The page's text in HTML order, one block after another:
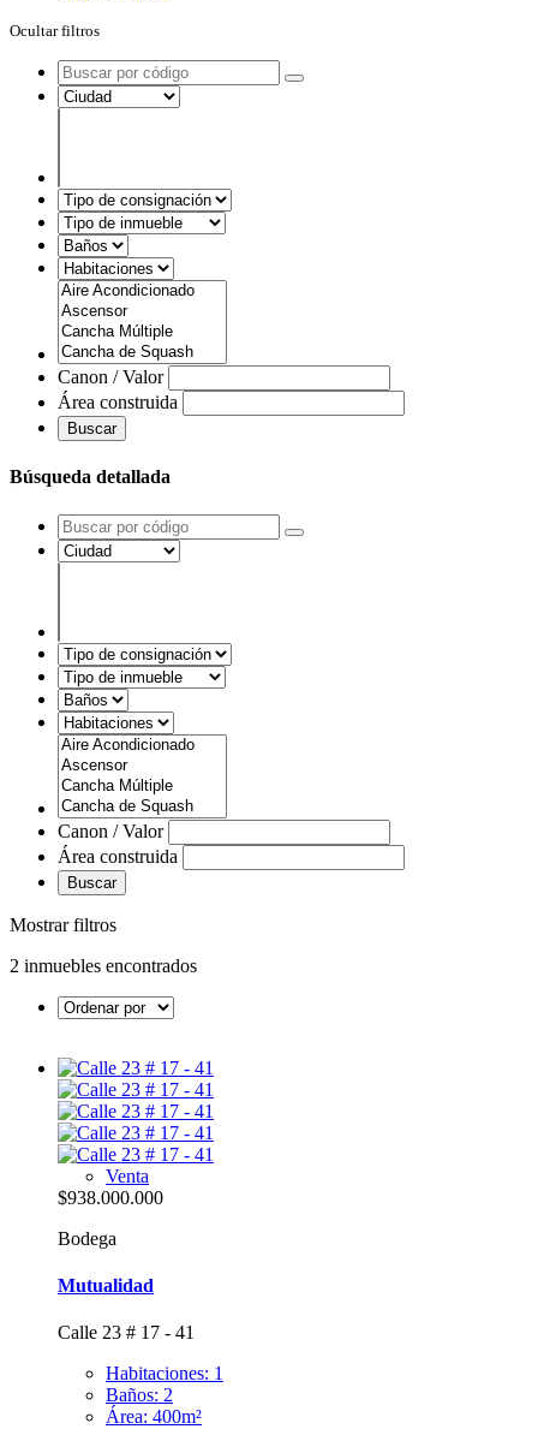
Ocultar filtros
Canon / Valor
Área construida
Buscar
Búsqueda detallada
Canon / Valor
Área construida
Buscar
Mostrar filtros
2 inmuebles encontrados
Venta
$938.000.000
Bodega
Mutualidad
Calle 23 # 17 - 41
Habitaciones: 1
Baños: 2
Área: 400m²